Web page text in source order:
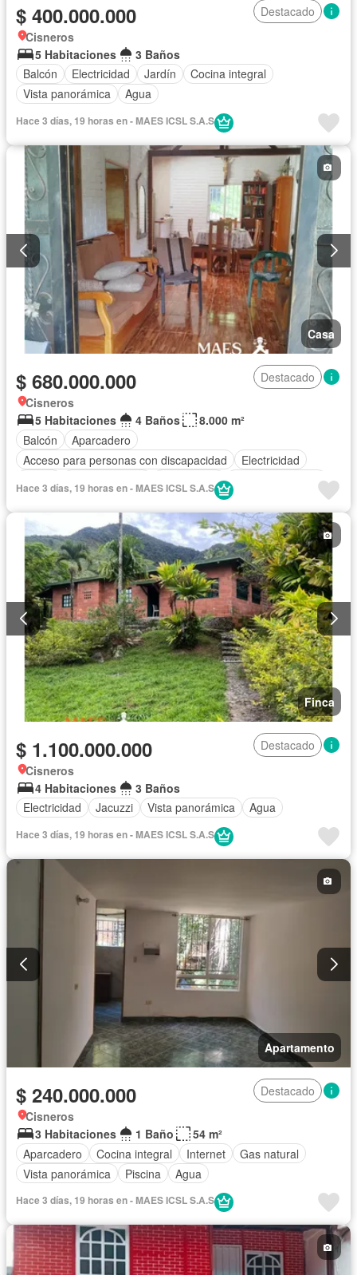
$ 400.000.000
Destacado
Cisneros
5 Habitaciones
3 Baños
Balcón
Electricidad Jardín
Cocina integral
Vista panorámica
Agua
Hace 3 días, 19 horas en - MAES ICSL S.A.S
Casa
$ 680.000.000
Destacado
Cisneros
5 Habitaciones
4 Baños
8.000 m²
Balcón
Aparcadero
Acceso para personas con discapacidad
Electricidad
Gas natural
Vista panorámica
Hace 3 días, 19 horas en - MAES ICSL S.A.S
Finca
$ 1.100.000.000
Destacado
Cisneros
4 Habitaciones
3 Baños
Electricidad
Jacuzzi Vista panorámica Agua
Hace 3 días, 19 horas en - MAES ICSL S.A.S
Apartamento
$ 240.000.000
Destacado
Cisneros
3 Habitaciones
1 Baño
54 m²
Aparcadero
Cocina integral Internet
Gas natural
Vista panorámica
Piscina Agua
Hace 3 días, 19 horas en - MAES ICSL S.A.S